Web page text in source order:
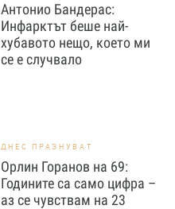
Антонио Бандерас:
Инфарктът беше най-
хубавото нещо, което ми
се е случвало
ДНЕС ПРАЗНУВАТ
Орлин Горанов на 69:
Годините са само цифра –
аз се чувствам на 23